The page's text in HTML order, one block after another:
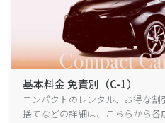
基本料金 免責別（C-1）
コンパクトのレンタル、お得な
捨てなどの詳細は、こちらから各